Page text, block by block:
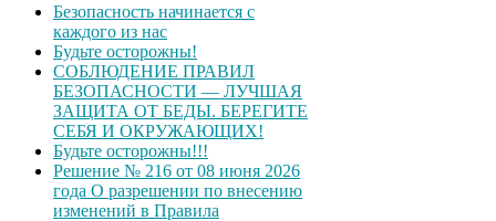
Безопасность начинается с
каждого из нас
Будьте осторожны!
СОБЛЮДЕНИЕ ПРАВИЛ
БЕЗОПАСНОСТИ — ЛУЧШАЯ
ЗАЩИТА ОТ БЕДЫ. БЕРЕГИТЕ
СЕБЯ И ОКРУЖАЮЩИХ!
Будьте осторожны!!!
Решение № 216 от 08 июня 2026
года О разрешении по внесению
изменений в Правила